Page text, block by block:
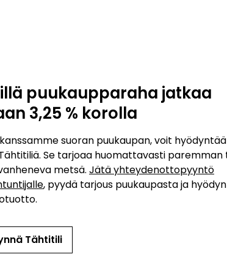
puukaupparaha jatkaa
3,25 % korolla
suoran puukaupan, voit
Se tarjoaa huomattavasti paremman
metsä. Jätä yhteydenottopyyntö
, pyydä tarjous puukaupasta ja
Tähtitili